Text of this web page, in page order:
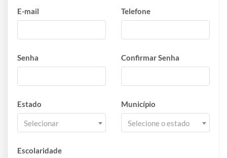
E-mail Telefone
Senha Confirmar Senha
Estado
Selecionar
Município
Selecione o estado
Escolaridade